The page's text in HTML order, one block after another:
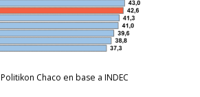
Politikon Chaco en base a INDEC